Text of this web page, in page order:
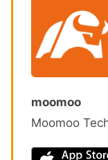
moomoo
Moomoo